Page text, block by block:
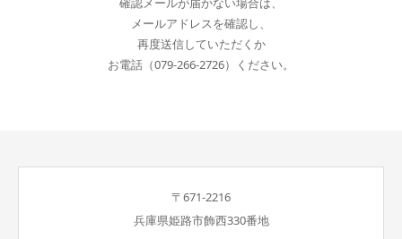
メールアドレスを確認し、
再度送信していただくか
お電話（079-266-2726）ください。
〒671-2216
兵庫県姫路市飾西330番地